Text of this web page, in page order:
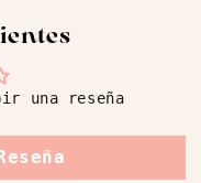
una reseña